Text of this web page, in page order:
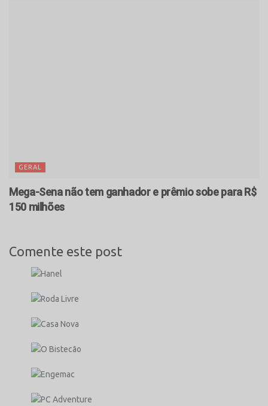
GERAL
Mega-Sena não tem ganhador e prêmio sobe para R$
150 milhões
Comente este post